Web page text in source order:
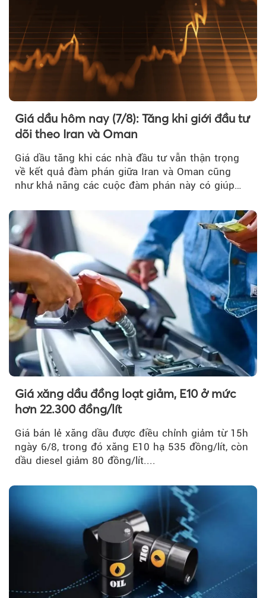
Theo
Giá dầu hôm nay (7/8): Tăng khi giới đầu tư
dõi theo Iran và Oman
Giá dầu tăng khi các nhà đầu tư vẫn thận trọng
về kết quả đàm phán giữa Iran và Oman cũng
như khả năng các cuộc đàm phán này có giúp
Hormuz hay không.
Giá xăng dầu đồng loạt giảm, E10 ở mức
hơn 22.300 đồng/lít
Giá bán lẻ xăng dầu được điều chỉnh giảm từ 15h
ngày 6/8, trong đó xăng E10 hạ 535 đồng/lít, còn
dầu diesel giảm 80 đồng/lít....